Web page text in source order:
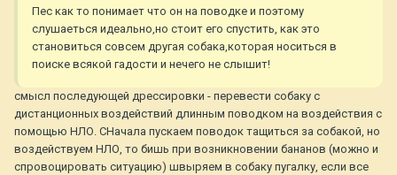
Пес как то понимает что он на поводке и поэтому
слушаеться идеально,но стоит его спустить, как это
становиться совсем другая собака,которая носиться в
поиске всякой гадости и нечего не слышит!
смысл последующей дрессировки - перевести собаку с
дистанционных воздействий длинным поводком на воздействия с
помощью НЛО. СНачала пускаем поводок тащиться за собакой, но
воздействуем НЛО, то бишь при возникновении бананов (можно и
спровоцировать ситуацию) швыряем в собаку пугалку, если все